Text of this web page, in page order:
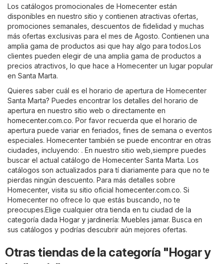
Los catálogos promocionales de Homecenter están
disponibles en nuestro sitio y contienen atractivas ofertas,
promociones semanales, descuentos de fidelidad y muchas
más ofertas exclusivas para el mes de Agosto. Contienen una
amplia gama de productos asi que hay algo para todos.Los
clientes pueden elegir de una amplia gama de productos a
precios atractivos, lo que hace a Homecenter un lugar popular
en Santa Marta.
Quieres saber cuál es el horario de apertura de Homecenter
Santa Marta? Puedes encontrar los detalles del horario de
apertura en nuestro sitio web o directamente en
homecenter.com.co. Por favor recuerda que el horario de
apertura puede variar en feriados, fines de semana o eventos
especiales. Homecenter también se puede encontrar en otras
ciudades, incluyendo: . En nuestro sitio web,siempre puedes
buscar el actual catálogo de Homecenter Santa Marta. Los
catálogos son actualizados para tí diariamente para que no te
pierdas ningún descuento. Para más detalles sobre
Homecenter, visita su sitio oficial homecenter.com.co. Si
Homecenter no ofrece lo que estás buscando, no te
preocupes.Elige cualquier otra tienda en tu ciudad de la
categoría dada Hogar y jardinería: Muebles jamar. Busca en
sus catálogos y podrías descubrir aún mejores ofertas.
Otras tiendas de la categoría "Hogar y